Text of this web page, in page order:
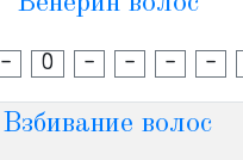
- О - - - -
Взбивание волос